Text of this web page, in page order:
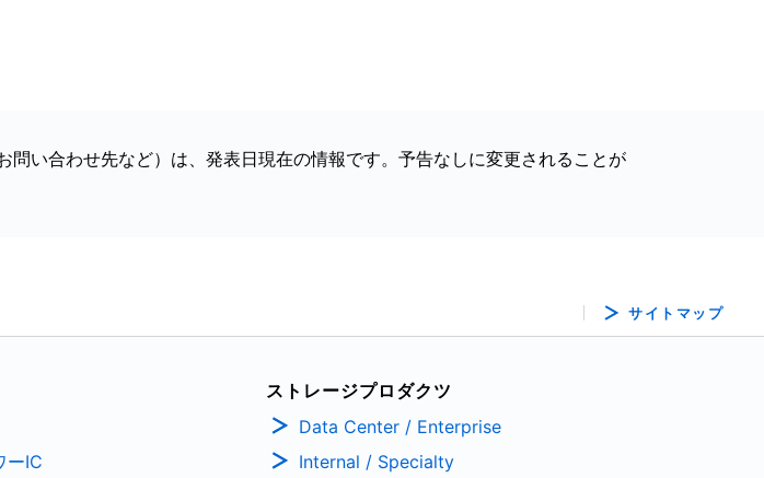
い合わせ先など）は、発表日現在の情報です。予告なしに変更されることが
サイトマップ
ーIC
ストレージプロダクツ
Data Center / Enterprise
Internal / Specialty